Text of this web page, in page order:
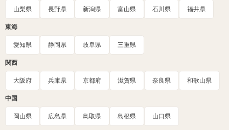
山梨県 長野県 新潟県 富山県 石川県 福井県
東海
愛知県 静岡県 岐阜県 三重県
関西
大阪府 兵庫県 京都府 滋賀県 奈良県 和歌山県
中国
岡山県 広島県 鳥取県 島根県 山口県